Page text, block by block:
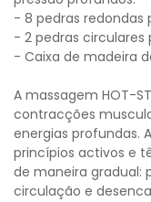
- 8 pedras redondas
- 2 pedras
- Caixa de madeira
A massagem HOT-
contracções
energias profundas.
princípios activos e
de maneira
circulação e